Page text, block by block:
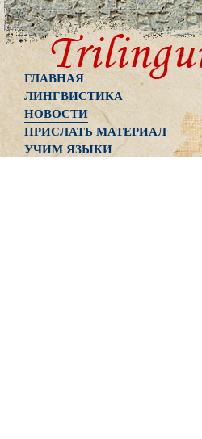
ГЛАВНАЯ
ЛИНГВИСТИКА
НОВОСТИ
ПРИСЛАТЬ МАТЕРИАЛ
УЧИМ ЯЗЫКИ